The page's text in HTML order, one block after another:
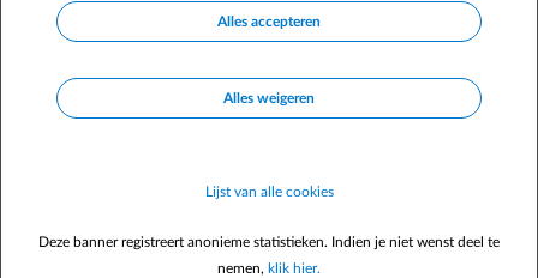
zijn optimale werking, waardoor je
energieverbruik tot
10%daalt en jeCO2-uitstoot met tot wel 350 kg per
naar Barcelona.
Alles accepteren
Alles weigeren
Lijst van alle cookies
Deze banner registreert anonieme statistieken. Indien je niet wenst deel te
nemen, klik hier.